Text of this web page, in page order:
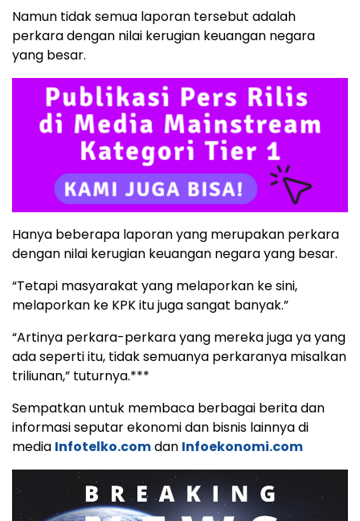
Namun tidak semua laporan tersebut adalah
perkara dengan nilai kerugian keuangan negara
yang besar.
Hanya beberapa laporan yang merupakan perkara
dengan nilai kerugian keuangan negara yang besar.
“Tetapi masyarakat yang melaporkan ke sini,
melaporkan ke KPK itu juga sangat banyak.”
“Artinya perkara-perkara yang mereka juga ya yang
ada seperti itu, tidak semuanya perkaranya misalkan
triliunan,” tuturnya.***
Sempatkan untuk membaca berbagai berita dan
informasi seputar ekonomi dan bisnis lainnya di
media Infotelko.comdan Infoekonomi.com